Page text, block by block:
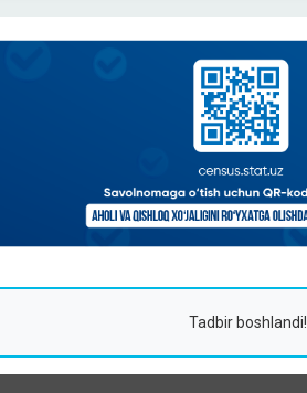
Tadbir boshlandi!